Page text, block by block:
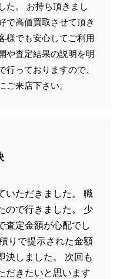
た。 お持ち頂きまし
で高価買取させて頂き
様でも安心してご利用
や査定結果の説明を明
行っておりますので、
ご来店下さい。
いただきました。 職
ので行きました。 少
査定金額が心配でし
りで提示された金額
決しました。 次回も
だきたいと思います